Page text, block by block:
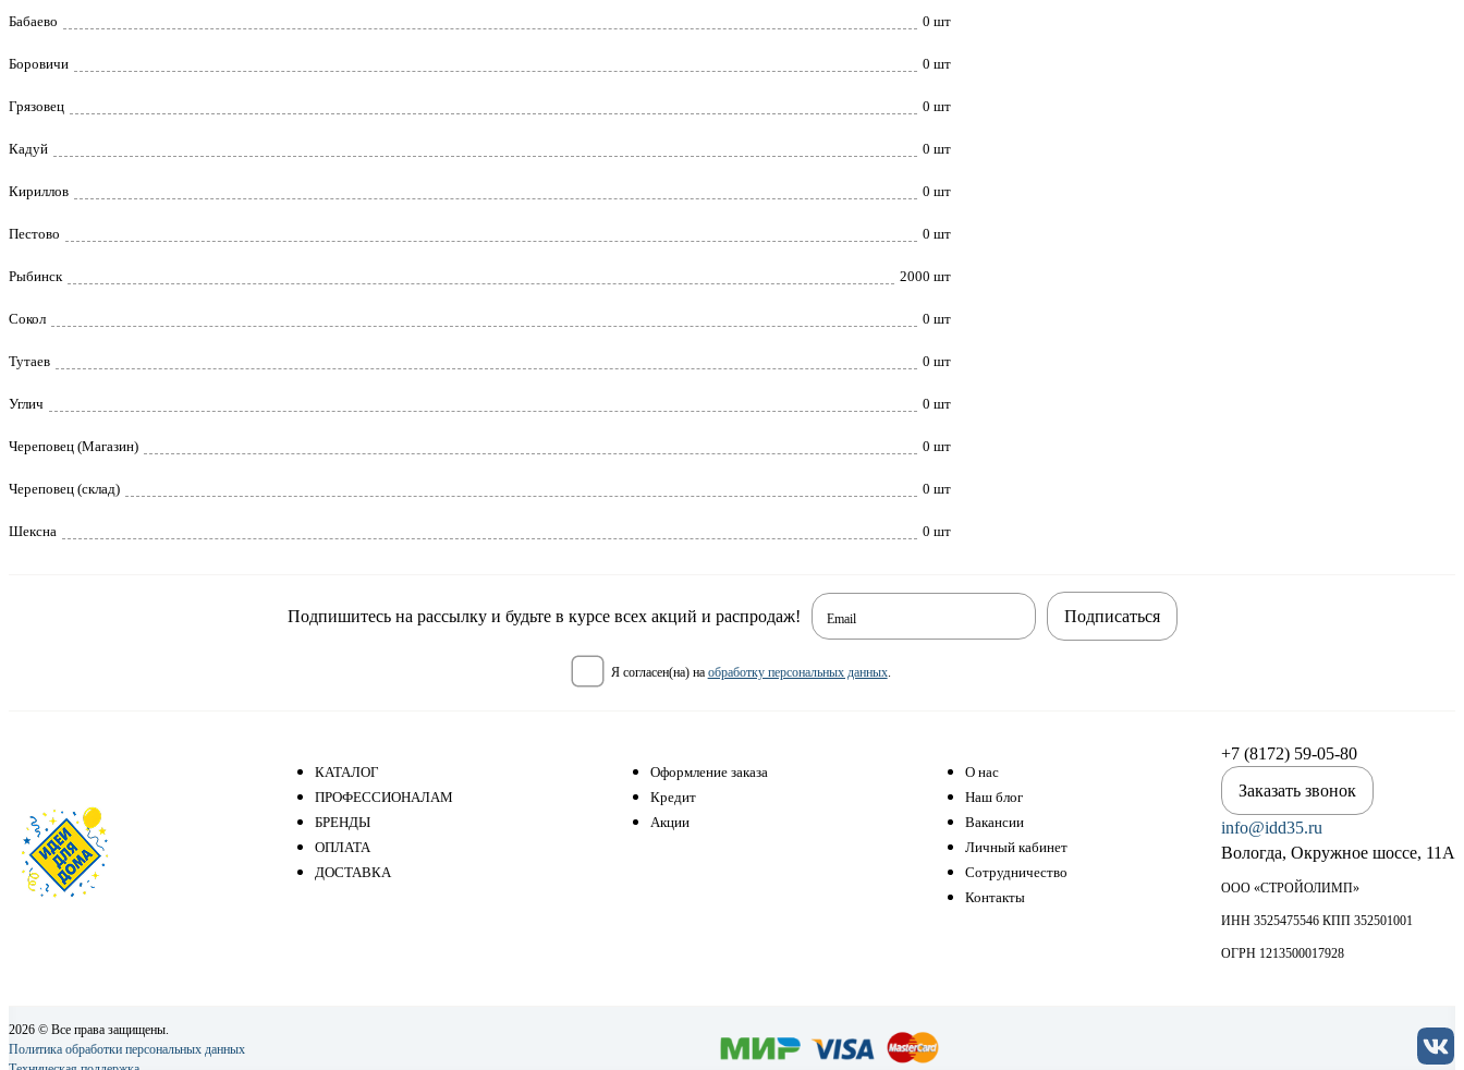
Бабаево 0 шт
Боровичи 0 шт
Грязовец 0 шт
Кадуй 0 шт
Кириллов 0 шт
Пестово 0 шт
Рыбинск 2000 шт
Сокол 0 шт
Тутаев 0 шт
Углич 0 шт
Череповец (Магазин) 0 шт
Череповец (склад) 0 шт
Шексна 0 шт
Подпишитесь на рассылку и будьте в курсе всех акций и распродаж! Email
я согласен(на) на обработку персональных данных.
Подписаться
КАТАЛОГ
ПРОФЕССИОНАЛАМ
БРЕНДЫ
ОПЛАТА
ДОСТАВКА
Оформление заказа
Кредит
Акции
О нас
Наш блог
Вакансии
Личный кабинет
Сотрудничество
Контакты
+7 (8172) 59-05-80
Заказать звонок
info@idd35.ru
Вологда, Окружное шоссе, 11А
ООО «СТРОЙОЛИМП»
ИНН 3525475546 КПП 352501001
ОГРН 1213500017928
2026 © Все права защищены.
Политика обработки персональных данных